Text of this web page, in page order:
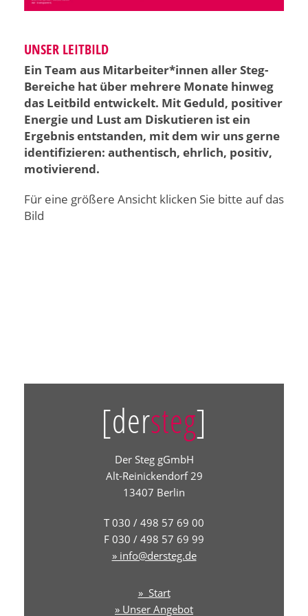
UNSER LEITBILD
Ein Team aus Mitarbeiter*innen aller Steg-
Bereiche hat über mehrere Monate hinweg
das Leitbild entwickelt. Mit Geduld, positiver
Energie und Lust am Diskutieren ist ein
Ergebnis entstanden, mit dem wir uns gerne
identifizieren: authentisch, ehrlich, positiv,
motivierend.
Für eine größere Ansicht klicken Sie bitte auf das
Bild
[dersteg]
Der Steg gGmbH
Alt-Reinickendorf 29
13407 Berlin
T 030 / 498 57 69 00
F 030 / 498 57 69 99
» info@dersteg.de
» Start
» Unser Angebot